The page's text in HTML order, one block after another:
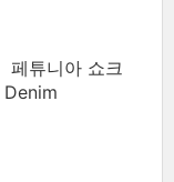
페튜니아 쇼크